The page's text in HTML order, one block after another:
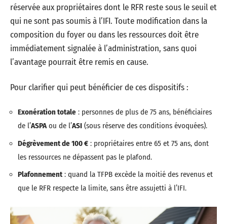
réservée aux propriétaires dont le RFR reste sous le seuil et
qui ne sont pas soumis à l’IFI. Toute modification dans la
composition du foyer ou dans les ressources doit être
immédiatement signalée à l’administration, sans quoi
l’avantage pourrait être remis en cause.
Pour clarifier qui peut bénéficier de ces dispositifs :
Exonération totale : personnes de plus de 75 ans, bénéficiaires
de l’ASPAou de l’ASI (sous réserve des conditions évoquées).
Dégrèvement de 100 € : propriétaires entre 65 et 75 ans, dont
les ressources ne dépassent pas le plafond.
Plafonnement: quand la TFPB excède la moitié des revenus et
que le RFR respecte la limite, sans être assujetti à l’IFI.